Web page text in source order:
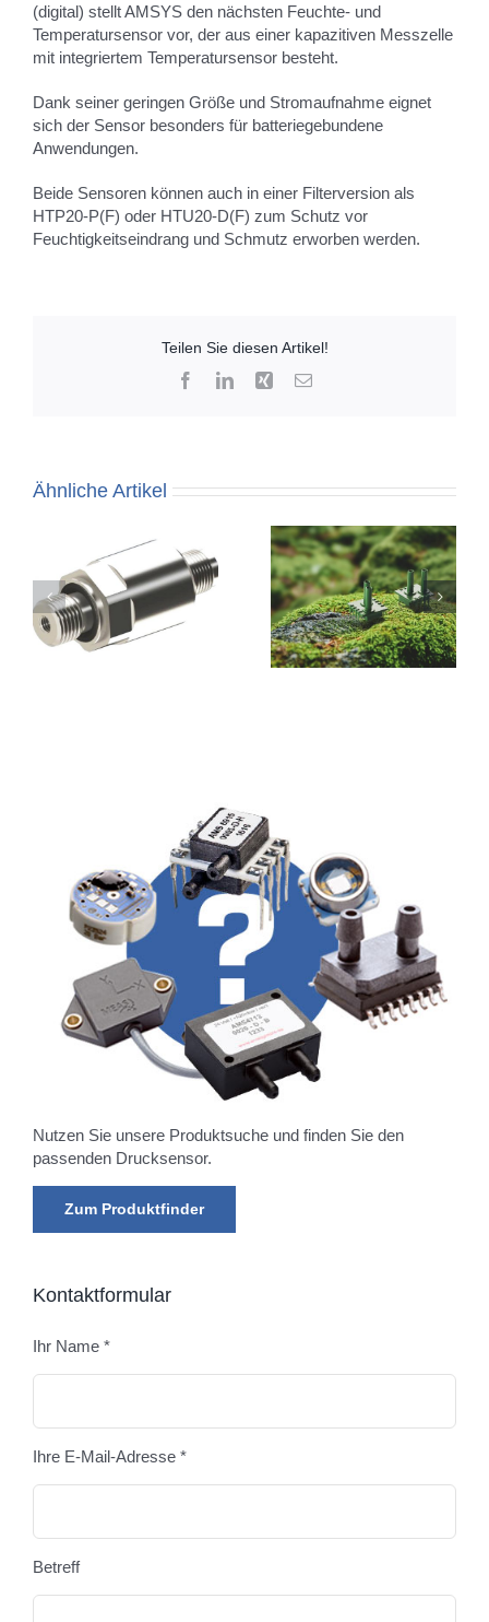
(digital) stellt AMSYS den nächsten Feuchte- und
Temperatursensor vor, der aus einer kapazitiven Messzelle
mit integriertem Temperatursensor besteht.
Dank seiner geringen Größe und Stromaufnahme eignet
sich der Sensor besonders für batteriegebundene
Anwendungen.
Beide Sensoren können auch in einer Filterversion als
HTP20-P(F) oder HTU20-D(F) zum Schutz vor
Feuchtigkeitseindrang und Schmutz erworben werden.
Teilen Sie diesen Artikel!
FacebookLinkedIn
Xing E-
Ähnliche Artikel
AMS 5935 –
Sparsamer
Niederdruck-Sensor
MS5547 – Kleiner
Relativdrucksensor
mit Gelschutz
Nutzen Sie unsere Produktsuche und finden Sie den
passenden Drucksensor.
Zum Produktfinder
Kontaktformular
Ihr Name *
Ihre E-Mail-Adresse *
Betreff